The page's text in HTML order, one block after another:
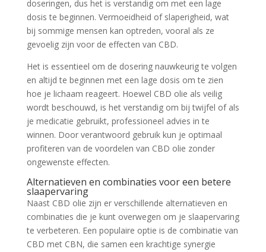
doseringen, dus het is verstandig om met een lage
dosis te beginnen. Vermoeidheid of slaperigheid, wat
bij sommige mensen kan optreden, vooral als ze
gevoelig zijn voor de effecten van CBD.
Het is essentieel om de dosering nauwkeurig te volgen
en altijd te beginnen met een lage dosis om te zien
hoe je lichaam reageert. Hoewel CBD olie als veilig
wordt beschouwd, is het verstandig om bij twijfel of als
je medicatie gebruikt, professioneel advies in te
winnen. Door verantwoord gebruik kun je optimaal
profiteren van de voordelen van CBD olie zonder
ongewenste effecten.
Alternatieven en combinaties voor een betere
slaapervaring
Naast CBD olie zijn er verschillende alternatieven en
combinaties die je kunt overwegen om je slaapervaring
te verbeteren. Een populaire optie is de combinatie van
CBD met CBN, die samen een krachtige synergie